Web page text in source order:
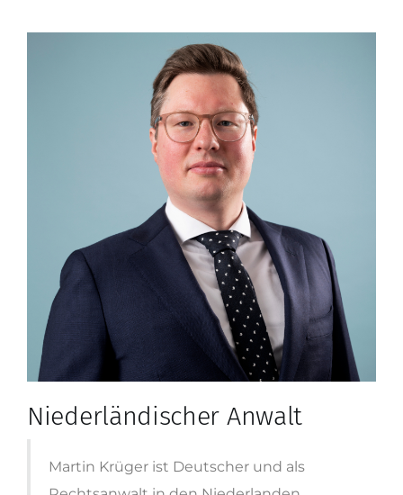
Niederländischer Anwalt
Martin Krüger ist Deutscher und als